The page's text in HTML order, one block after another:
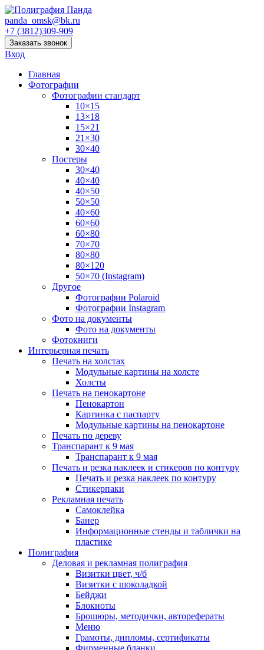
panda_omsk@bk.ru
+7 (3812)309-909
Заказать звонок
Вход
Главная
Фотографии
Фотографии стандарт
10×15
13×18
15×21
21×30
30×40
Постеры
30×40
40×40
40×50
50×50
40×60
60×60
60×80
70×70
80×80
80×120
50×70 (Instagram)
Другое
Фотографии Polaroid
Фотографии Instagram
Фото на документы
Фото на документы
Фотокниги
Интерьерная печать
Печать на холстах
Модульные картины на холсте
Холсты
Печать на пенокартоне
Пенокартон
Картинка с паспарту
Модульные картины на пенокартоне
Печать по дереву
Транспарант к 9 мая
Транспарант к 9 мая
Печать и резка наклеек и стикеров по контуру
Печать и резка наклеек по контуру
Стикерпаки
Рекламная печать
Самоклейка
Банер
Информационные стенды и таблички на
пластике
Полиграфия
Деловая и рекламная полиграфия
Визитки цвет, ч/б
Визитки с шоколадкой
Бейджи
Блокноты
Брошюры, методички, авторефераты
Меню
Грамоты, дипломы, сертификаты
Фирменные бланки